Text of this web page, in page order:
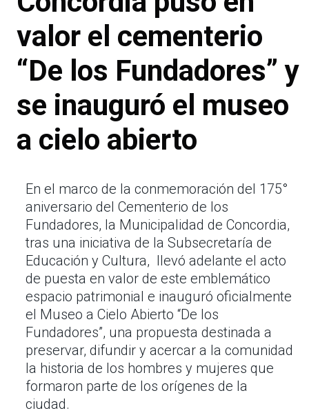
valor el cementerio
“De los Fundadores” y
se inauguró el museo
a cielo abierto
En el marco de la conmemoración del 175°
aniversario del Cementerio de los
Fundadores, la Municipalidad de Concordia,
tras una iniciativa de la Subsecretaría de
Educación y Cultura, llevó adelante el acto
de puesta en valor de este emblemático
espacio patrimonial e inauguró oficialmente
el Museo a Cielo Abierto “De los
Fundadores”, una propuesta destinada a
preservar, difundir y acercar a la comunidad
la historia de los hombres y mujeres que
formaron parte de los orígenes de la
ciudad.